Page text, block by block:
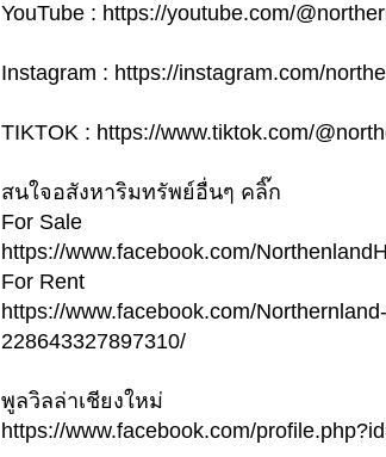
YouTube : https://youtube.com/
Instagram : https://instagram.com/
TIKTOK : https://www.tiktok.com/
สนใจอสังหาริมทรัพย์อื่นๆ คลิ๊ก
For Sale
https://www.facebook.com/
For Rent
https://www.facebook.com/
228643327897310/
พูลวิลล่าเชียงใหม่
https://www.facebook.com/